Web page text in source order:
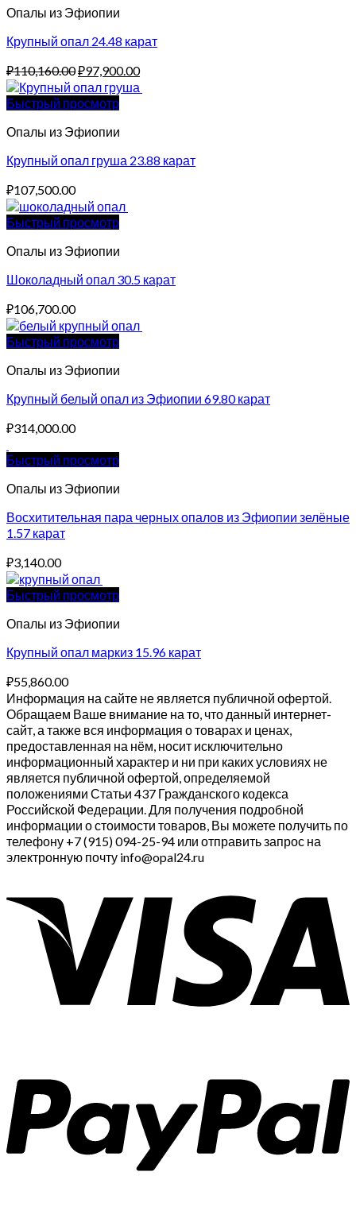
Опалы из Эфиопии
Крупный опал 24.48 карат
₽110,160.00Original
price
was:
₽110,160.00.
₽97,900.00Current
is:
Быстрый просмотр
Опалы из Эфиопии
Крупный опал груша 23.88 карат
₽107,500.00
Быстрый просмотр
Опалы из Эфиопии
Шоколадный опал 30.5 карат
₽106,700.00
Быстрый просмотр
Опалы из Эфиопии
Крупный белый опал из Эфиопии 69.80 карат
₽314,000.00
Быстрый просмотр
Опалы из Эфиопии
Восхитительная пара черных опалов из Эфиопии зелёные
1.57 карат
₽3,140.00
Быстрый просмотр
Опалы из Эфиопии
Крупный опал маркиз 15.96 карат
₽55,860.00
Информация на сайте не является публичной офертой.
Обращаем Ваше внимание на то, что данный интернет-
сайт, а также вся информация о товарах и ценах,
предоставленная на нём, носит исключительно
информационный характер и ни при каких условиях не
является публичной офертой, определяемой
положениями Статьи 437 Гражданского кодекса
Российской Федерации. Для получения подробной
информации о стоимости товаров, Вы можете получить по
телефону +7 (915) 094-25-94 или отправить запрос на
электронную почту info@opal24.ru